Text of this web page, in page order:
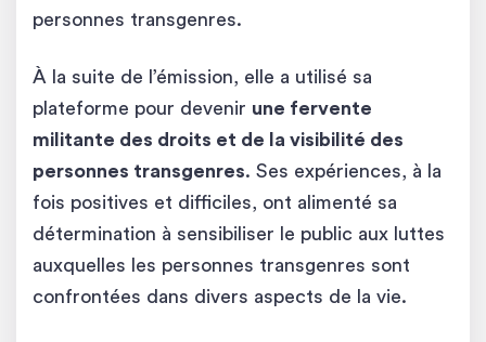
personnes transgenres.
À la suite de l’émission, elle a utilisé sa
plateforme pour devenir une fervente
militante des droits et de la visibilité des
personnes transgenres. Ses expériences, à la
fois positives et difficiles, ont alimenté sa
détermination à sensibiliser le public aux luttes
auxquelles les personnes transgenres sont
confrontées dans divers aspects de la vie.